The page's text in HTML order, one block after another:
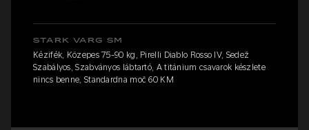
STARK VARG SM
Kézifék, Közepes 75-90 kg, Pirelli Diablo Rosso IV, Sedež
Szabályos, Szabványos lábtartó, A titánium csavarok készlete
nincs benne, Standardna moč 60 KM